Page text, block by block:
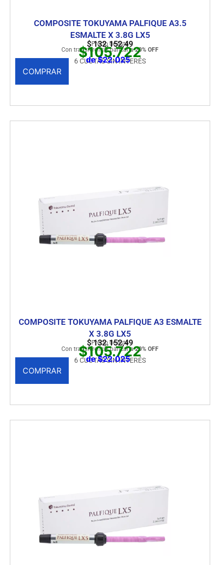
COMPOSITE TOKUYAMA PALFIQUE A3.5
ESMALTE X 3.8G LX5
Precio de lista
$132.152,49
Con transferencia bancaria20% OFF
$105.722
6 CUOTAS SIN INTERÉS
de $22.025
COMPRAR
COMPOSITE TOKUYAMA PALFIQUE A3 ESMALTE
X 3.8G LX5
Precio de lista
$132.152,49
Con transferencia bancaria20% OFF
$105.722
6 CUOTAS SIN INTERÉS
de $22.025
COMPRAR